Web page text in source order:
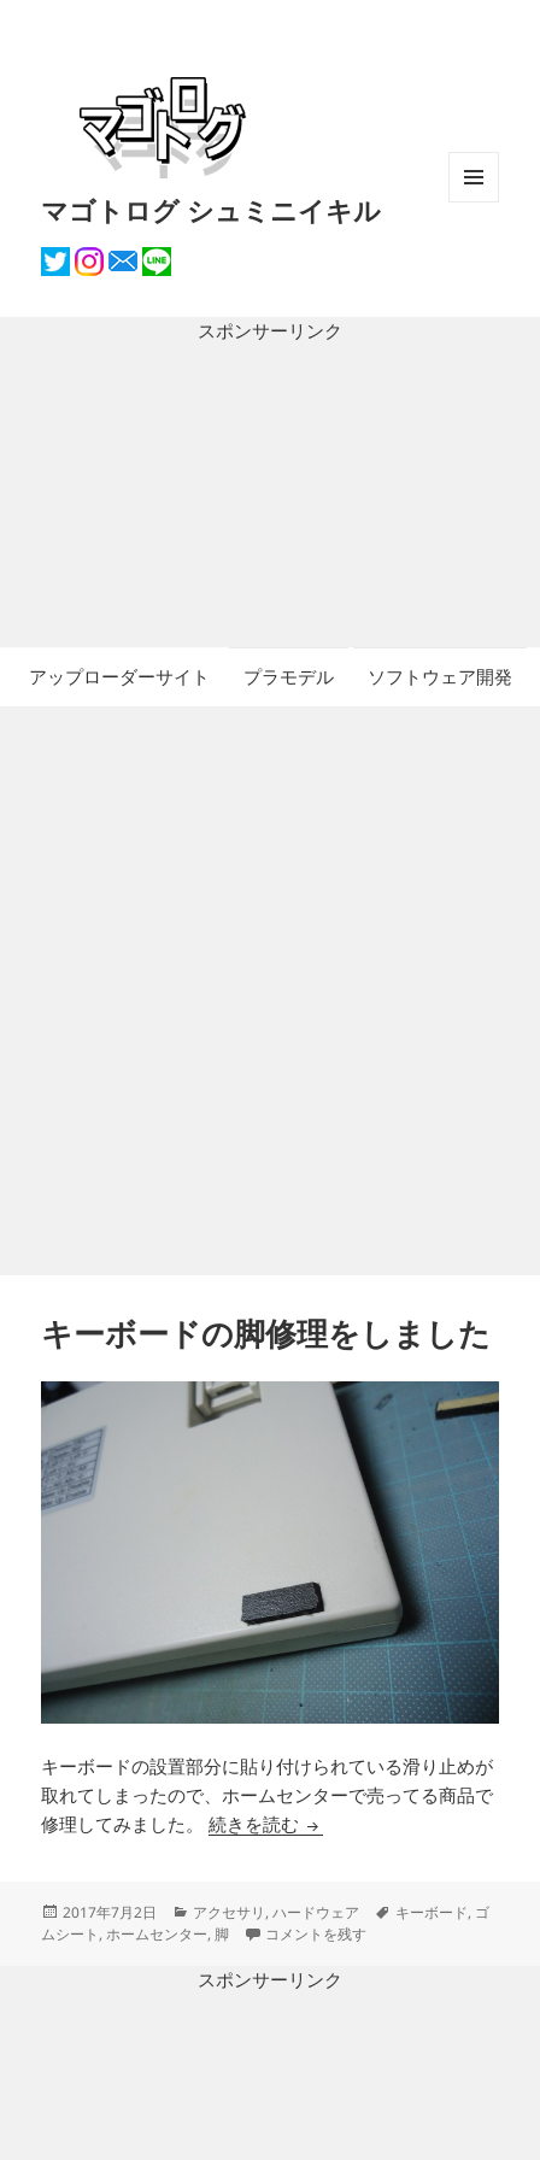
マゴトログ シュミニイキル
スポンサーリンク
アップローダーサイト プラモデル ソフトウェア開発
キーボードの脚修理をしました
キーボードの設置部分に貼り付けられている滑り止めが
取れてしまったので、ホームセンターで売ってる商品で
修理してみました。続きを読む キーボードの脚修理をしま
投
稿
2017年7月2日
カ
テ
リ
アクセサリ ,ハードウェア
タ
キーボード, ゴ
ムシート ,ホームセンター, 脚 キーボードの脚修理をしました に
コメントを残す
スポンサーリンク